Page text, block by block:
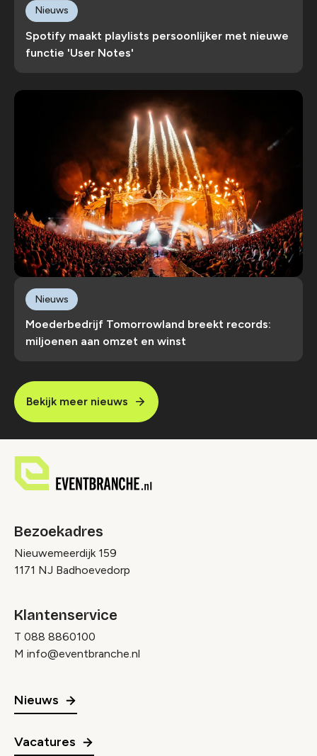
Spotify maakt playlists persoonlijker met nieuwe
functie 'User Notes'
Nieuws
Moederbedrijf Tomorrowland breekt records:
miljoenen aan omzet en winst
Nieuws
Bekijk meer nieuws
Bezoekadres
Nieuwemeerdijk 159
1171 NJ Badhoevedorp
Klantenservice
T 088 8860100
M info@eventbranche.nl
Nieuws
Vacatures